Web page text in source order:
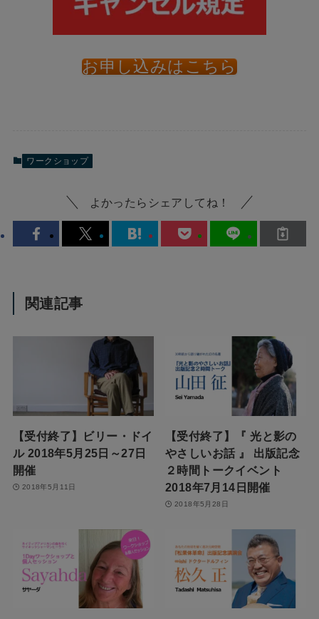
お申し込みはこちら
ワークショップ
よかったらシェアしてね！
関連記事
【受付終了】ビリー・ドイ
ル 2018年5月25日～27日
開催
2018年5月11日
【受付終了】『 光と影の
やさしいお話 』 出版記念
２時間トークイベント
2018年7月14日開催
2018年5月28日